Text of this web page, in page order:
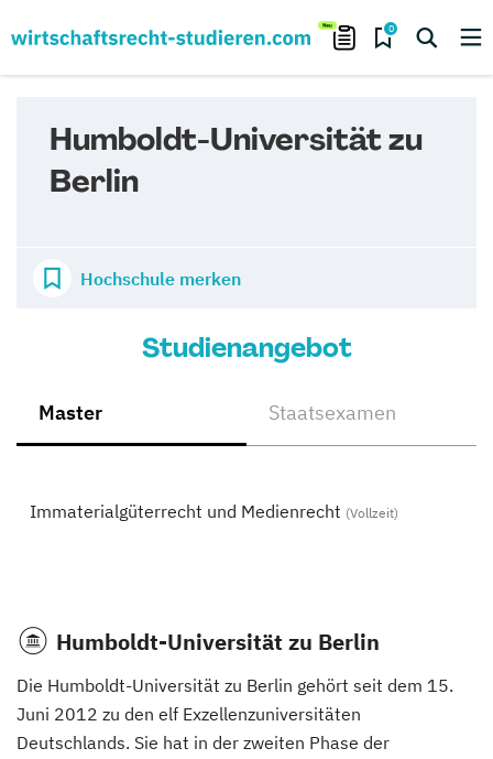
0
Humboldt-Universität zu
Berlin
Hochschule merken
Studienangebot
Master Staatsexamen
Immaterialgüterrecht und Medienrecht (Vollzeit)
Humboldt-Universität zu Berlin
Die Humboldt-Universität zu Berlin gehört seit dem 15.
Juni 2012 zu den elf Exzellenzuniversitäten
Deutschlands. Sie hat in der zweiten Phase der